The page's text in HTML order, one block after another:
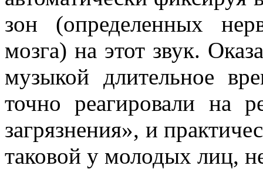
зон (определенных
мозга) на этот звук.
музыкой длительное
точно реагировали на
загрязнения», и
таковой у молодых лиц,